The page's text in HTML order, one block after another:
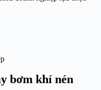
bơm khí nén